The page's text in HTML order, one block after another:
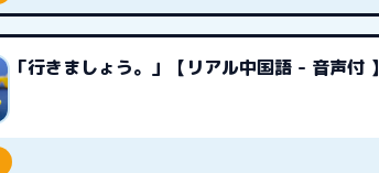
「行きましょう。」【リアル中国語 - 音声付 】